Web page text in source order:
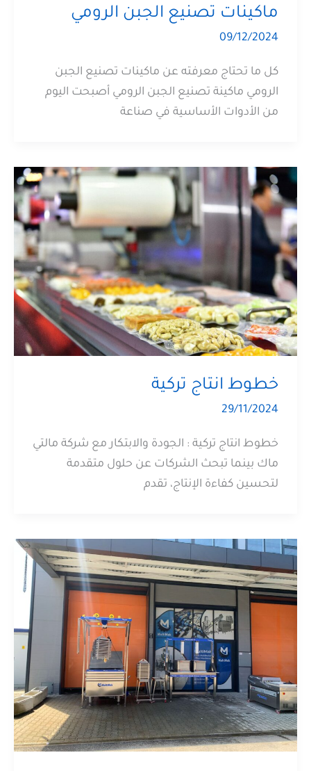
ماكينات تصنيع الجبن الرومي
09/12/2024
كل ما تحتاج معرفته عن ماكينات تصنيع الجبن
الرومي ماكينة تصنيع الجبن الرومي أصبحت اليوم
من الأدوات الأساسية في صناعة
خطوط انتاج تركية
29/11/2024
خطوط انتاج تركية : الجودة والابتكار مع شركة مالتي
ماك بينما تبحث الشركات عن حلول متقدمة
لتحسين كفاءة الإنتاج، تقدم